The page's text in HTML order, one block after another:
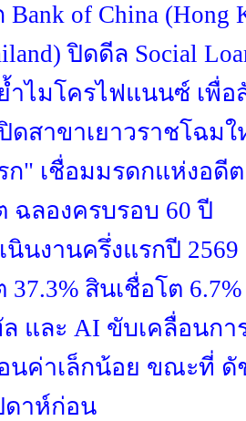
of China (Hong
ปิดดีล Social
ำไมโครไฟแนนซ์ เพื่
ปิดสาขาเยาวราชโฉ
" เชื่อมมรดกแห่งอดี
ฉลองครบรอบ 60 ปี
นินงานครึ่งแรกปี
37.3% สินเชื่อโต
และ AI ขับเคลื่อนกา
นค่าเล็กน้อย ขณะที่
ดาห์ก่อน